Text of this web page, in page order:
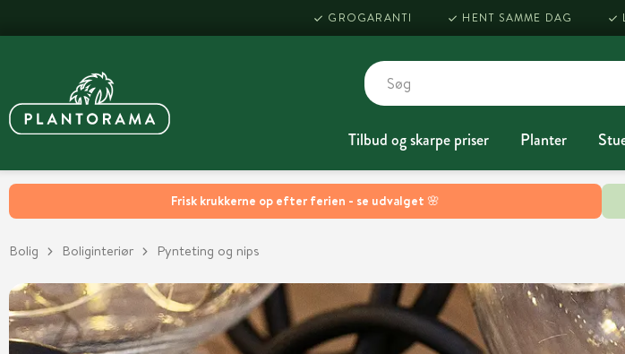
Frisk krukkerne op efter ferien - se udvalget 🌸
GROGARANTI HENT SAMME DAG
Tilbud og skarpe priser Planter
Bolig Boliginteriør Pynteting og nips